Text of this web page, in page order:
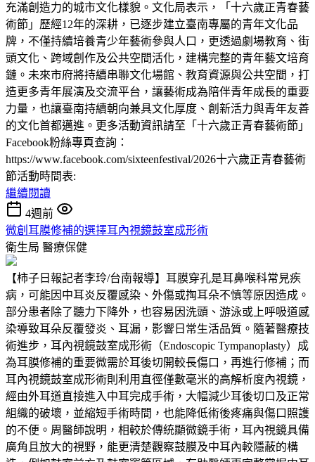
充滿創造力的城市文化樣貌。文化局表示，「十六歲正青春藝
術節」歷經12年的深耕，已逐步建立臺南專屬的青年文化品
牌，不僅持續培養青少年藝術參與人口，更透過劇場教育、街
頭文化、跨域創作及公共空間活化，建構完整的青年藝文培育
鏈。未來市府將持續串聯文化場館、教育資源與公共空間，打
造更多青年展演及交流平台，讓藝術成為陪伴青年成長的重要
力量，也讓臺南持續朝向兼具文化厚度、創新活力與青年友善
的文化首都邁進。更多活動資訊請至「十六歲正青春藝術節」
Facebook粉絲專頁查詢：
https://www.facebook.com/sixteenfestival/2026十六歲正青春藝術
節活動時間表:
繼續閱讀
4週前
微創耳膜修補的選擇耳內視鏡鼓室成形術
衛生局 醫療保健
【柿子日報記者李玲/台南報導】耳膜穿孔是耳鼻喉科常見疾
病，可能因中耳炎反覆感染、外傷或掏耳朵不慎等原因造成。
部分患者除了聽力下降外，也容易因洗頭、游泳或上呼吸道感
染導致耳朵反覆發炎、耳漏，影響日常生活品質。隨著醫療技
術進步，耳內視鏡鼓室成形術（Endoscopic Tympanoplasty）成
為耳膜修補的重要微需於耳後切開較長傷口，再進行修補；而
耳內視鏡鼓室成形術則利用直徑僅數毫米的高解析度內視鏡，
經由外耳道直接進入中耳完成手術，大幅減少耳後切口及正常
組織的破壞，並縮短手術時間，也能降低術後疼痛與傷口照護
的不便。周醫師說明，相較於傳統顯微鏡手術，耳內視鏡具備
廣角且放大的視野，能更清楚觀察鼓膜及中耳內較隱蔽的構